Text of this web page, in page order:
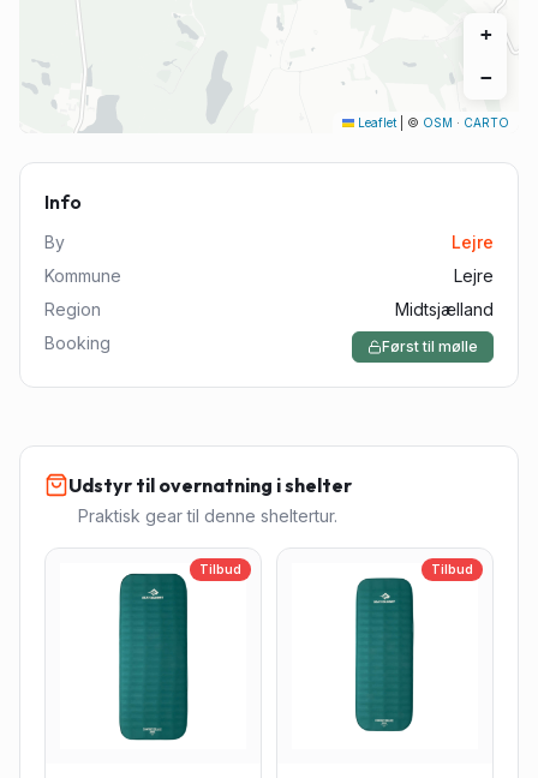
+
−
Leaflet © OSM · CARTO
Info
By
Lejre
Kommune
Lejre
Region
Midtsjælland
Booking
Først til mølle
Udstyr til overnatning i shelter
Praktisk gear til denne sheltertur.
Tilbud Tilbud